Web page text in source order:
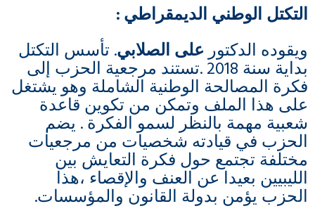
التكتل الوطني الديمقراطي:
ويقوده الدكتورعلى الصلابي. تأسس التكتل
بداية سنة 2018 .تستند مرجعية الحزب إلى
فكرة المصالحة الوطنية الشاملة وهو يشتغل
على هذا الملف وتمكن من تكوين قاعدة
شعبية مهمة بالنظر لسمو الفكرة . يضم
الحزب في قيادته شخصيات من مرجعيات
مختلفة تجتمع حول فكرة التعايش بين
الليبيين بعيدا عن العنف والإقصاء ،هذا
الحزب يؤمن بدولة القانون والمؤسسات.